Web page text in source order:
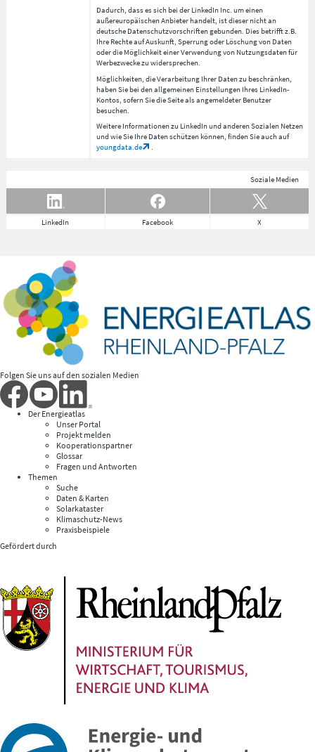
Dadurch, dass es sich bei der LinkedIn Inc. um einen
außereuropäischen Anbieter handelt, ist dieser nicht an
deutsche Datenschutzvorschriften gebunden. Dies betrifft z.B.
Ihre Rechte auf Auskunft, Sperrung oder Löschung von Daten
oder die Möglichkeit einer Verwendung von Nutzungsdaten für
Werbezwecke zu widersprechen.
Möglichkeiten, die Verarbeitung Ihrer Daten zu beschränken,
haben Sie bei den allgemeinen Einstellungen Ihres LinkedIn-
Kontos, sofern Sie die Seite als angemeldeter Benutzer
besuchen.
Weitere Informationen zu LinkedIn und anderen Sozialen Netzen
und wie Sie Ihre Daten schützen können, finden Sie auch auf
youngdata.de
.
Soziale Medien
LinkedIn Facebook X
Folgen Sie uns auf den sozialen Medien
Der Energieatlas
Unser Portal
Projekt melden
Kooperationspartner
Glossar
Fragen und Antworten
Themen
Suche
Daten & Karten
Solarkataster
Klimaschutz-News
Praxisbeispiele
Gefördert durch